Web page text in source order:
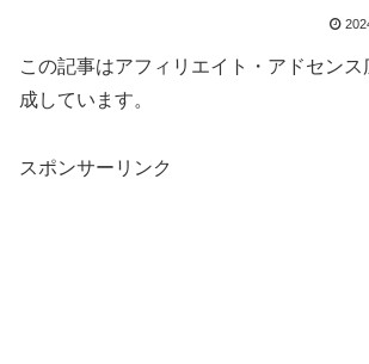
この記事はアフィリエイト・アドセン
成しています。
スポンサーリンク